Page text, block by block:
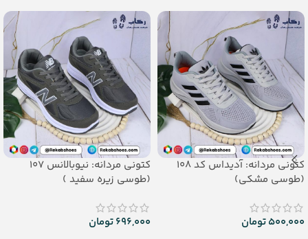
کتونی مردانه: آدیداس کد 108
(طوسی مشکی)
500,000تومان
کتونی مردانه: نیوبالانس 107
(طوسی زیره سفید )
696,000تومان